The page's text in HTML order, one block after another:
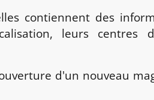
contiennent des
leurs
d'un nouveau